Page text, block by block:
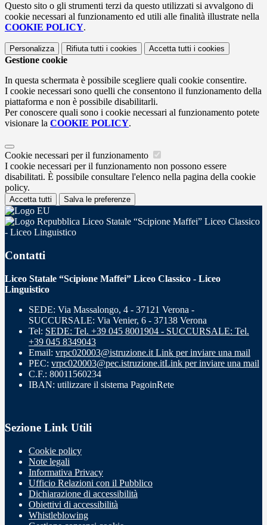
Questo sito o gli strumenti terzi da questo utilizzati si avvalgono di
cookie necessari al funzionamento ed utili alle finalità illustrate nella
COOKIE POLICY.
Personalizza Rifiuta tutti i cookies Accetta tutti i cookies
Gestione cookie
In questa schermata è possibile scegliere quali cookie consentire.
I cookie necessari sono quelli che consentono il funzionamento della
piattaforma e non è possibile disabilitarli.
Per conoscere quali sono i cookie necessari al funzionamento potete
visionare la COOKIE POLICY.
Cookie necessari per il funzionamento
I cookie necessari per il funzionamento non possono essere
disabilitati. È possibile consultare l'elenco nella pagina della cookie
policy.
Accetta tutti Salva le preferenze
Liceo Statale “Scipione Maffei” Liceo Classico
- Liceo Linguistico
Contatti
Liceo Statale “Scipione Maffei” Liceo Classico - Liceo
Linguistico
SEDE: Via Massalongo, 4 - 37121 Verona -
SUCCURSALE: Via Venier, 6 - 37138 Verona
Tel: SEDE: Tel. +39 045 8001904 - SUCCURSALE: Tel.
+39 045 8349043
Email: vrpc020003@istruzione.it Link per inviare una mail
PEC: vrpc020003@pec.istruzione.itLink per inviare una mail
C.F.: 80011560234
IBAN: utilizzare il sistema PagoinRete
Sezione Link Utili
Cookie policy
Note legali
Informativa Privacy
Ufficio Relazioni con il Pubblico
Dichiarazione di accessibilità
Obiettivi di accessibilità
Whistleblowing